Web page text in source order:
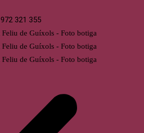
972 321 355